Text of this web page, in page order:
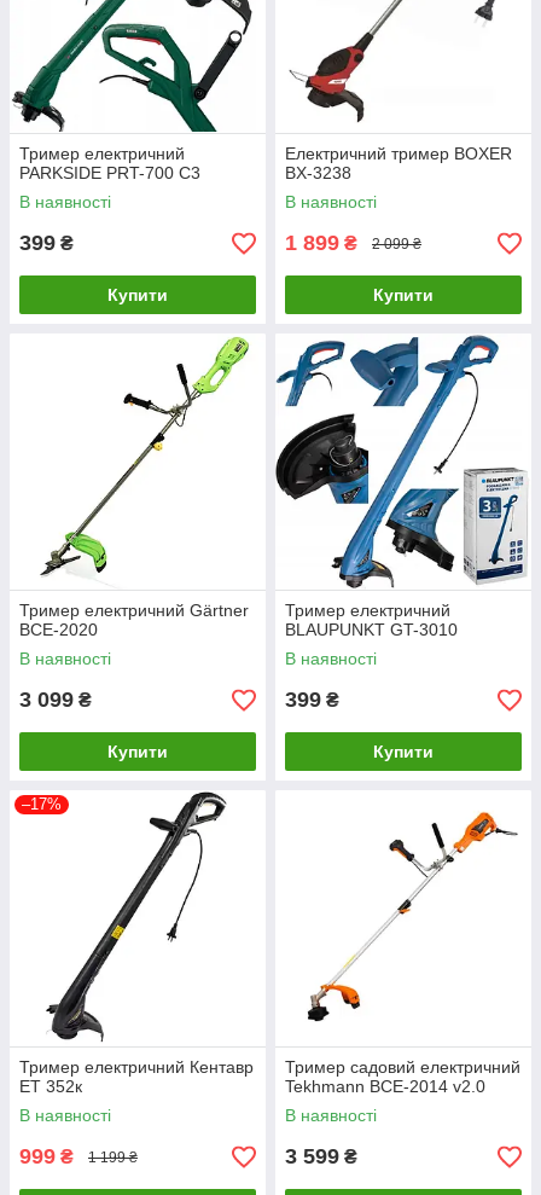
Тример електричний
PARKSIDE PRT-700 C3
В наявності
399 ₴
Купити
Електричний тример BOXER
BX-3238
В наявності
1 899 ₴ 2 099 ₴
Купити
Тример електричний Gärtner
BCE-2020
В наявності
3 099 ₴
Купити
Тример електричний
BLAUPUNKT GT-3010
В наявності
399 ₴
Купити
–17%
Тример електричний Кентавр
ET 352к
В наявності
999 ₴ 1 199 ₴
Тример садовий електричний
Tekhmann BCE-2014 v2.0
В наявності
3 599 ₴